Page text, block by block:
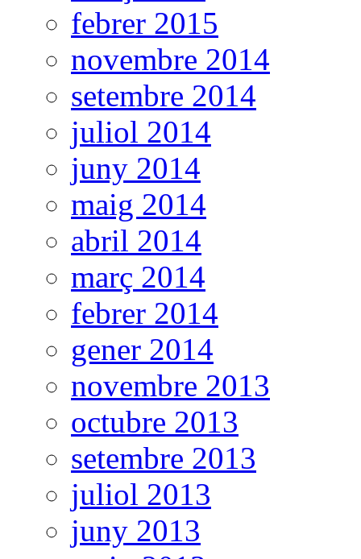
febrer 2015
novembre 2014
setembre 2014
juliol 2014
juny 2014
maig 2014
abril 2014
març 2014
febrer 2014
gener 2014
novembre 2013
octubre 2013
setembre 2013
juliol 2013
juny 2013